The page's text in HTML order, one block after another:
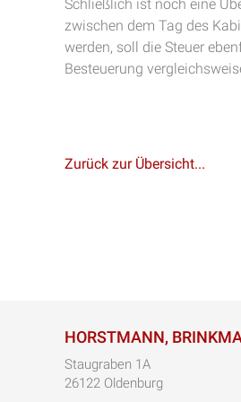
Schließlich ist noch eine
zwischen dem Tag des
werden, soll die Steuer
Besteuerung
Zurück zur Übersicht...
HORSTMANN,
Staugraben 1A
26122 Oldenburg